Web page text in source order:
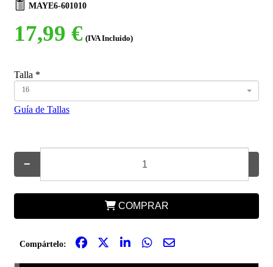
MAYE6-601010
17,99 € (IVA Incluido)
Talla *
16
Guía de Tallas
−
COMPRAR
Compártelo: